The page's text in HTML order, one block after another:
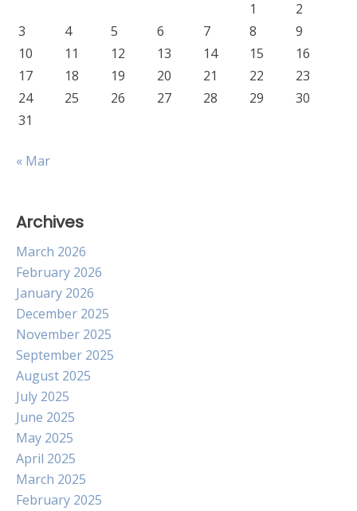
1
2
3
4 5 6 7 8
9
10
11 12 13 14 15
16
17
18 19 20 21 22
23
24
25 26 27 28 29
30
31
« Mar
Archives
March 2026
February 2026
January 2026
December 2025
November 2025
September 2025
August 2025
July 2025
June 2025
May 2025
April 2025
March 2025
February 2025